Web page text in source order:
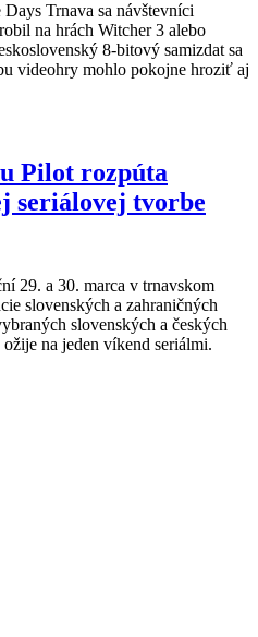
Trnava sa návštevníci
na hrách Witcher 3 alebo
8-bitový samizdat sa
videohry mohlo pokojne hroziť aj
Pilot rozpúta
seriálovej tvorbe
29. a 30. marca v trnavskom
slovenských a zahraničných
slovenských a českých
na jeden víkend seriálmi.